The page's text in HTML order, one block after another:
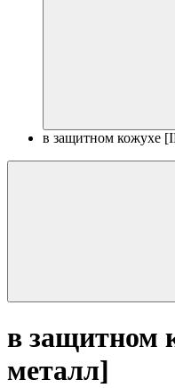
в защитном кожухе
в защитном
металл]